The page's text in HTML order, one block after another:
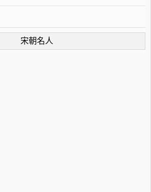
宋朝名人